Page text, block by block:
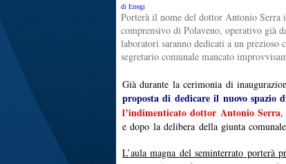
di Erregi
Porterà il nome del dottor Antonio
comprensivo di Polaveno, operativo già
laboratori saranno dedicati a un prezioso
segretario comunale mancato
Già durante la cerimonia di
proposta di dedicare il nuovo spazio
l’indimenticato dottor Antonio Serra,
e dopo la delibera della giunta
L’aula magna del seminterrato porterà